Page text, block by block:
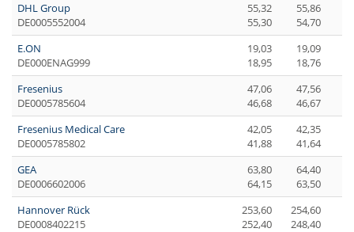
DHL Group
DE0005552004
55,32
55,30
55,86
54,70
E.ON
DE000ENAG999
19,03
18,95
19,09
18,76
Fresenius
DE0005785604
47,06
46,68
47,56
46,67
Fresenius Medical Care
DE0005785802
42,05
41,88
42,35
41,64
GEA
DE0006602006
63,80
64,15
64,40
63,50
Hannover Rück
DE0008402215
253,60
252,40
254,60
248,40